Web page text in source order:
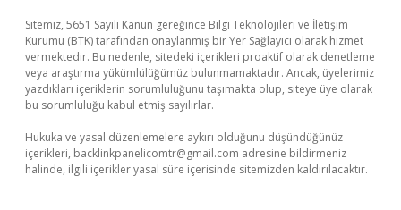
Sitemiz, 5651 Sayılı Kanun gereğince Bilgi Teknolojileri ve İletişim
Kurumu (BTK) tarafından onaylanmış bir Yer Sağlayıcı olarak hizmet
vermektedir. Bu nedenle, sitedeki içerikleri proaktif olarak denetleme
veya araştırma yükümlülüğümüz bulunmamaktadır. Ancak, üyelerimiz
yazdıkları içeriklerin sorumluluğunu taşımakta olup, siteye üye olarak
bu sorumluluğu kabul etmiş sayılırlar.
Hukuka ve yasal düzenlemelere aykırı olduğunu düşündüğünüz
içerikleri, backlinkpanelicomtr@gmail.com adresine bildirmeniz
halinde, ilgili içerikler yasal süre içerisinde sitemizden kaldırılacaktır.